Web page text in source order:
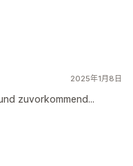
2025年1月8日
zuvorkommend...